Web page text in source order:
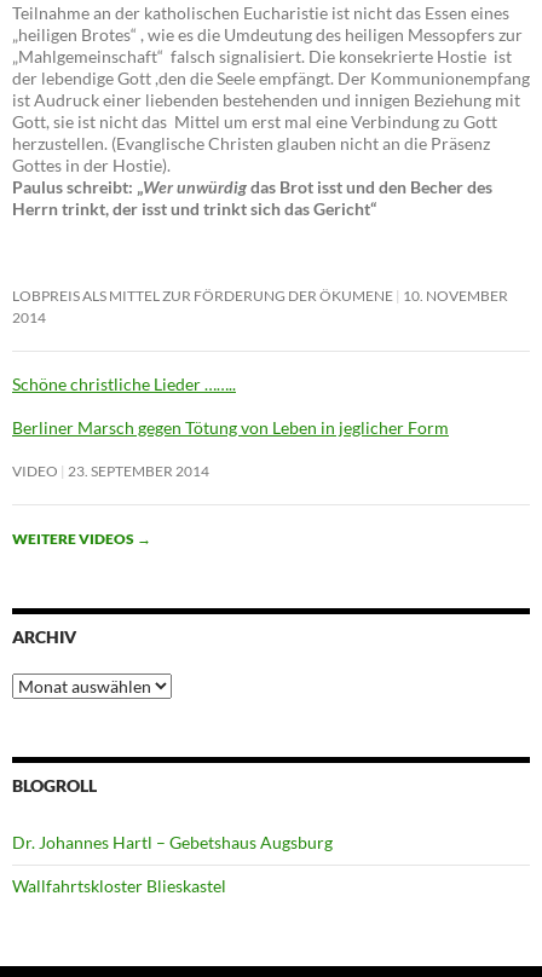
Teilnahme an der katholischen Eucharistie ist nicht das Essen eines
„heiligen Brotes“ , wie es die Umdeutung des heiligen Messopfers zur
„Mahlgemeinschaft“ falsch signalisiert. Die konsekrierte Hostie ist
der lebendige Gott ,den die Seele empfängt. Der Kommunionempfang
ist Audruck einer liebenden bestehenden und innigen Beziehung mit
Gott, sie ist nicht das Mittel um erst mal eine Verbindung zu Gott
herzustellen. (Evanglische Christen glauben nicht an die Präsenz
Gottes in der Hostie).
Paulus schreibt: „Wer unwürdigdas Brot isst und den Becher des
Herrn trinkt, der isst und trinkt sich das Gericht“
LOBPREIS ALS MITTEL ZUR FÖRDERUNG DER ÖKUMENE 10. NOVEMBER
2014
Schöne christliche Lieder ……..
Berliner Marsch gegen Tötung von Leben in jeglicher Form
VIDEO 23. SEPTEMBER 2014
WEITERE VIDEOS →
ARCHIV
Archiv
BLOGROLL
Dr. Johannes Hartl – Gebetshaus Augsburg
Wallfahrtskloster Blieskastel